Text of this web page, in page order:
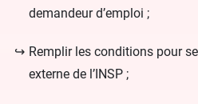
demandeur d’emploi ;
Remplir les conditions pour
externe de l’INSP ;